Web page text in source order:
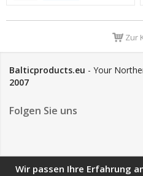
Zur
Balticproducts.eu - Your
2007
Folgen Sie uns
NEWSLETTER
Wir passen Ihre Erfahrung